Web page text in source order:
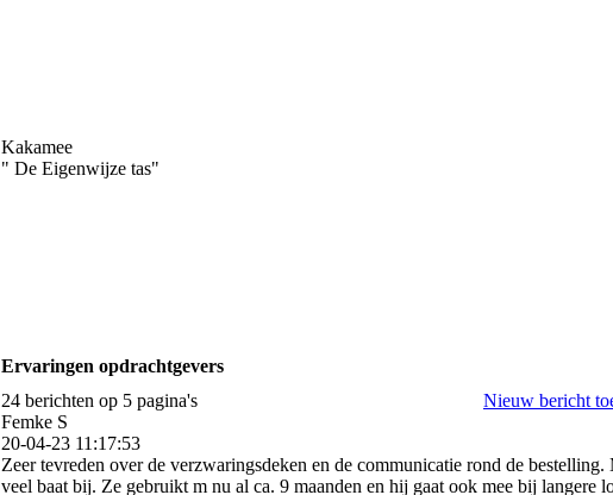
Kakamee
" De Eigenwijze tas"
Ervaringen opdrachtgevers
24 berichten op 5 pagina's
Nieuw bericht
Femke S
20-04-23 11:17:53
Zeer tevreden over de verzwaringsdeken en de communicatie rond de
veel baat bij. Ze gebruikt m nu al ca. 9 maanden en hij gaat ook mee bij langere